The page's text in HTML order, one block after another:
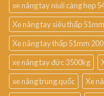
xe nâng tay niuli càng hẹp
Xe nâng tay siêu thấp
Xe nâng tay thấp 51mm
xe nâng tay đức 3500kg
xe nâng trung quốc
Xe